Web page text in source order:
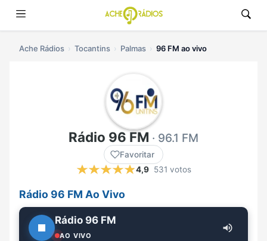
Ache Rádios Tocantins Palmas 96 FM ao vivo
Rádio 96 FM · 96.1 FM
Favoritar
4,9 531 votos
Rádio 96 FM Ao Vivo
Rádio 96 FM
AO VIVO